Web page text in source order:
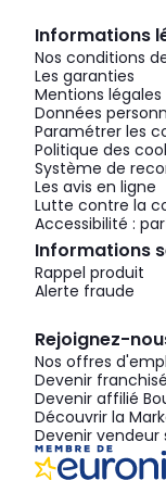
Informations
Nos conditions
Les garanties
Mentions légales
Données
Paramétrer les
Politique des
Système de
Les avis en ligne
Lutte contre la
Accessibilité :
Informations
Rappel produit
Alerte fraude
Rejoignez-
Nos offres
Devenir
Devenir affilié
Découvrir la
Devenir vendeur